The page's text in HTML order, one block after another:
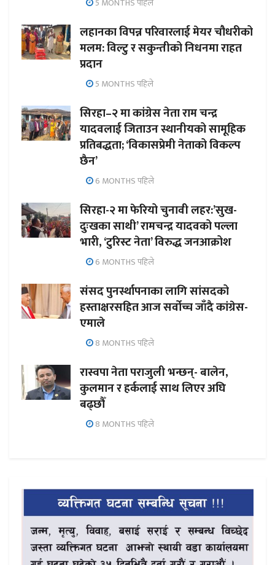
लहानका विपन्न परिवारलाई मेयर चौधरीको
मलम: विल्टु र सकुन्तीको निधनमा राहत
प्रदान
5 MONTHS पहिले
सिरहा–२ मा कांग्रेस नेता राम चन्द्र
यादवलाई जिताउन स्थानीयको सामूहिक
प्रतिबद्धता; ‘विकासप्रेमी नेताको विकल्प
छैन’
6 MONTHS पहिले
सिरहा-२ मा फेरियो चुनावी लहर:’सुख-
दुःखका साथी’ रामचन्द्र यादवको पल्ला
भारी, ‘टुरिस्ट नेता’ विरुद्ध जनआक्रोश
6 MONTHS पहिले
संसद पुनर्स्थापनाका लागि सांसदको
हस्ताक्षरसहित आज सर्वोच्च जाँदै कांग्रेस-
एमाले
8 MONTHS पहिले
रास्वपा नेता पराजुली भन्छन्- बालेन,
कुलमान र हर्कलाई साथ लिएर अघि
बढ्छौँ
8 MONTHS पहिले